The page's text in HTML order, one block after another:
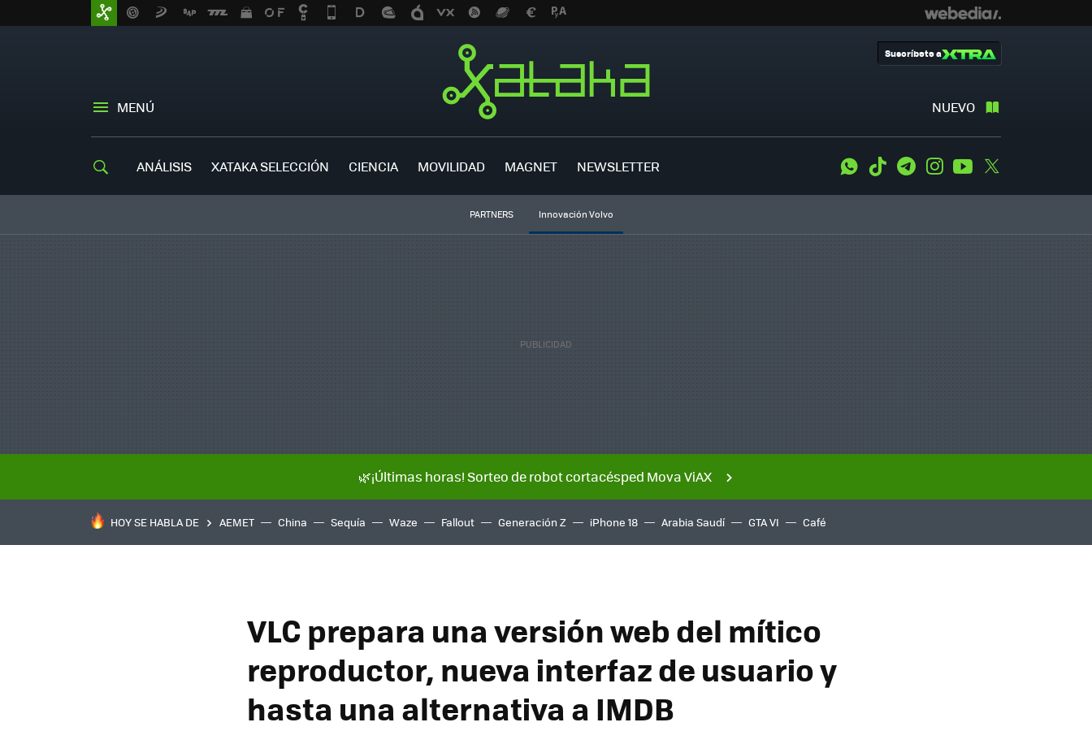
MENÚ NUEVO
Suscríbete a
ANÁLISIS XATAKA SELECCIÓN CIENCIA MOVILIDAD MAGNET NEWSLETTER WhatsApp
Tiktok TelegramInstagramYoutube
PARTNERS Innovación Volvo
🌿¡Últimas horas! Sorteo de robot cortacésped Mova ViAX
HOY SE HABLA DE AEMET China Sequía Waze Fallout Generación Z iPhone 18 Arabia Saudí GTA VI Café
VLC prepara una versión web del mítico
reproductor, nueva interfaz de usuario y
hasta una alternativa a IMDB